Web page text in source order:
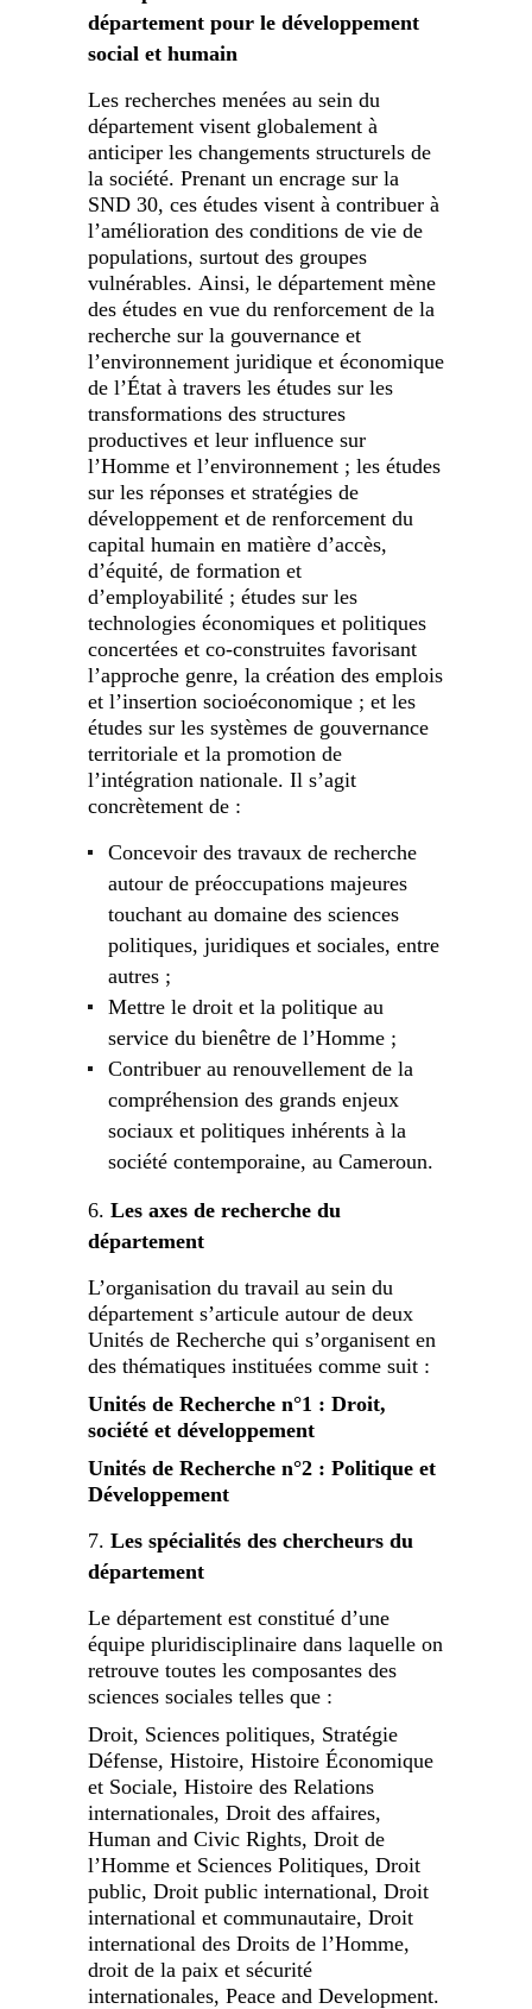
département pour le développement
social et humain
Les recherches menées au sein du
département visent globalement à
anticiper les changements structurels de
la société. Prenant un encrage sur la
SND 30, ces études visent à contribuer à
l’amélioration des conditions de vie de
populations, surtout des groupes
vulnérables. Ainsi, le département mène
des études en vue du renforcement de la
recherche sur la gouvernance et
l’environnement juridique et économique
de l’État à travers les études sur les
transformations des structures
productives et leur influence sur
l’Homme et l’environnement ; les études
sur les réponses et stratégies de
développement et de renforcement du
capital humain en matière d’accès,
d’équité, de formation et
d’employabilité ; études sur les
technologies économiques et politiques
concertées et co-construites favorisant
l’approche genre, la création des emplois
et l’insertion socioéconomique ; et les
études sur les systèmes de gouvernance
territoriale et la promotion de
l’intégration nationale. Il s’agit
concrètement de :
Concevoir des travaux de recherche
autour de préoccupations majeures
touchant au domaine des sciences
politiques, juridiques et sociales, entre
autres ;
Mettre le droit et la politique au
service du bienêtre de l’Homme ;
Contribuer au renouvellement de la
compréhension des grands enjeux
sociaux et politiques inhérents à la
société contemporaine, au Cameroun.
Les axes de recherche du
département
L’organisation du travail au sein du
département s’articule autour de deux
Unités de Recherche qui s’organisent en
des thématiques instituées comme suit :
Unités de Recherche n°1 : Droit,
société et développement
Unités de Recherche n°2 : Politique et
Développement
Les spécialités des chercheurs du
département
Le département est constitué d’une
équipe pluridisciplinaire dans laquelle on
retrouve toutes les composantes des
sciences sociales telles que :
Droit, Sciences politiques, Stratégie
Défense, Histoire, Histoire Économique
et Sociale, Histoire des Relations
internationales, Droit des affaires,
Human and Civic Rights, Droit de
l’Homme et Sciences Politiques, Droit
public, Droit public international, Droit
international et communautaire, Droit
international des Droits de l’Homme,
droit de la paix et sécurité
internationales, Peace and Development.